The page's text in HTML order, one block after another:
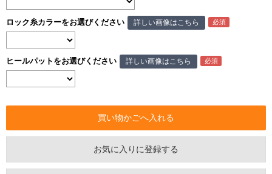
ロック糸カラーをお選びください 詳しい画像はこちら
ヒールパットをお選びください 詳しい画像はこちら
お気に入りに登録する